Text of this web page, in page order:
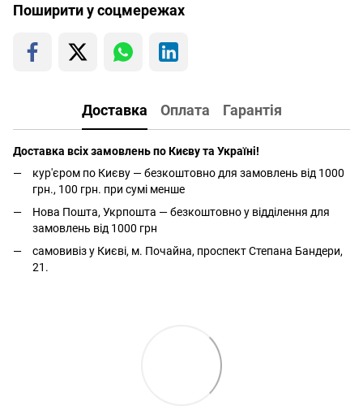
Поширити у соцмережах
Доставка Оплата Гарантія
Доставка всіх замовлень по Києву та Україні!
кур'єром по Києву — безкоштовно для замовлень від 1000
грн., 100 грн. при сумі менше
Нова Пошта, Укрпошта — безкоштовно у відділення для
замовлень від 1000 грн
самовивіз у Києві, м. Почайна, проспект Степана Бандери,
21.